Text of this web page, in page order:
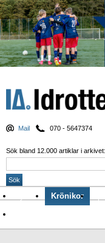
Mail 070 - 5647374
Sök bland 12.000 artiklar i arkivet:
Nyheter Krönikor